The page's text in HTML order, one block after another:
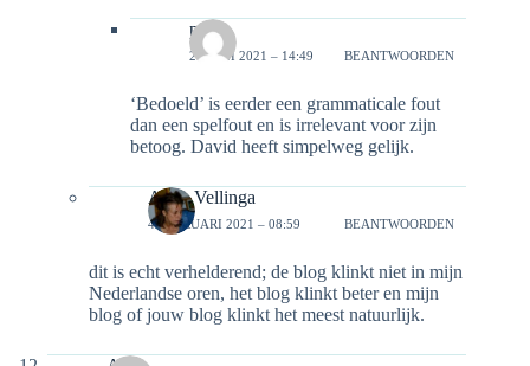
pjotr
26 JUNI 2021 – 14:49 BEANTWOORDEN
‘Bedoeld’ is eerder een grammaticale fout
dan een spelfout en is irrelevant voor zijn
betoog. David heeft simpelweg gelijk.
Anne Vellinga
4 FEBRUARI 2021 – 08:59 BEANTWOORDEN
dit is echt verhelderend; de blog klinkt niet in mijn
Nederlandse oren, het blog klinkt beter en mijn
blog of jouw blog klinkt het meest natuurlijk.